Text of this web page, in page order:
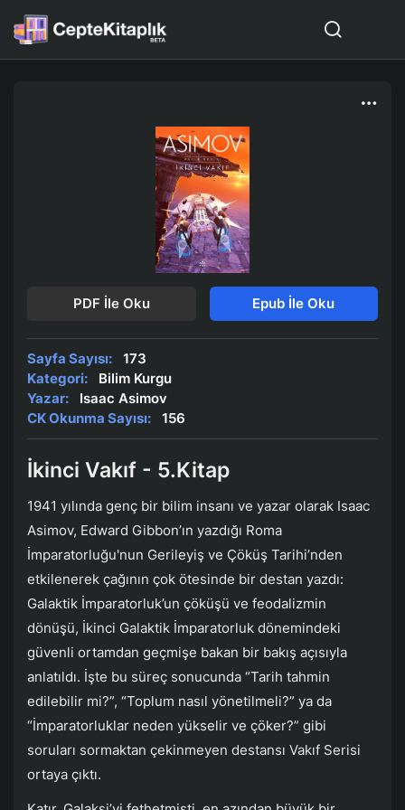
PDF İle Oku Epub İle Oku
Sayfa Sayısı:
173
Kategori:
Bilim Kurgu
Yazar:
Isaac Asimov
CK Okunma Sayısı:
156
İkinci Vakıf - 5.Kitap
1941 yılında genç bir bilim insanı ve yazar olarak Isaac
Asimov, Edward Gibbon’ın yazdığı Roma
İmparatorluğu'nun Gerileyiş ve Çöküş Tarihi’nden
etkilenerek çağının çok ötesinde bir destan yazdı:
Galaktik İmparatorluk’un çöküşü ve feodalizmin
dönüşü, İkinci Galaktik İmparatorluk dönemindeki
güvenli ortamdan geçmişe bakan bir bakış açısıyla
anlatıldı. İşte bu süreç sonucunda “Tarih tahmin
edilebilir mi?”, “Toplum nasıl yönetilmeli?” ya da
“İmparatorluklar neden yükselir ve çöker?” gibi
soruları sormaktan çekinmeyen destansı Vakıf Serisi
ortaya çıktı.